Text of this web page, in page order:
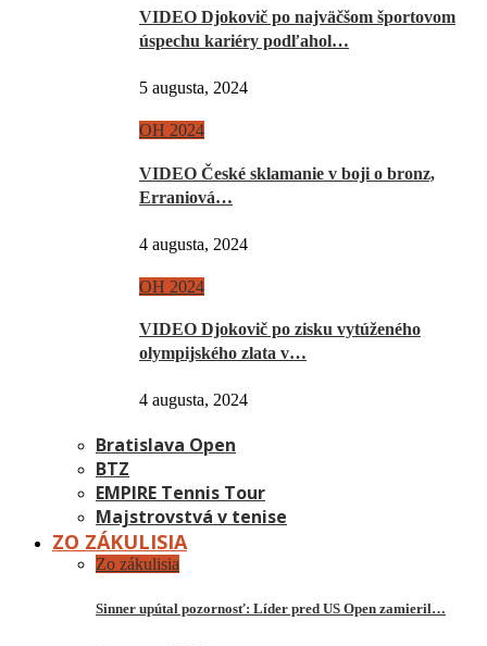
VIDEO Djokovič po najväčšom športovom
úspechu kariéry podľahol…
5 augusta, 2024
OH 2024
VIDEO České sklamanie v boji o bronz,
Erraniová…
4 augusta, 2024
OH 2024
VIDEO Djokovič po zisku vytúženého
olympijského zlata v…
4 augusta, 2024
Bratislava Open
BTZ
EMPIRE Tennis Tour
Majstrovstvá v tenise
ZO ZÁKULISIA
Zo zákulisia
Sinner upútal pozornosť: Líder pred US Open zamieril…